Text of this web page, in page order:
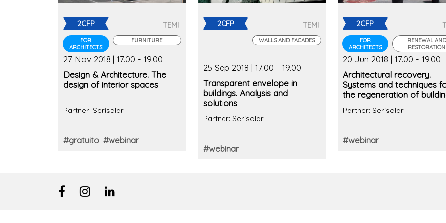
2CFP
FOR
ARCHITECTS
TEMI
FURNITURE
27 Nov 2018 | 17.00 - 19.00
Design & Architecture. The
design of interior spaces
Partner: Serisolar
#gratuito #webinar
2CFP TEMI
WALLS AND FACADES
25 Sep 2018 | 17.00 - 19.00
Transparent envelope in
buildings. Analysis and
solutions
Partner: Serisolar
#webinar
2CFP
FOR
ARCHITECTS
RENEWAL AND
RESTORATION
20 Jun 2018 | 17.00 - 19.00
Architectural recovery.
Systems and techniques
the regeneration of
Partner: Serisolar
#webinar